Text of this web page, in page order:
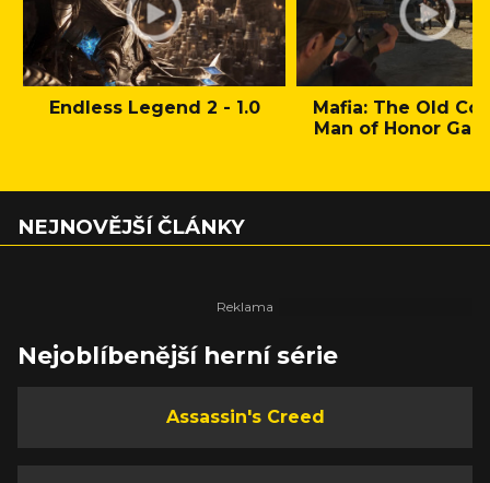
Endless Legend 2 - 1.0
Mafia: The Old
Man of Honor
NEJNOVĚJŠÍ ČLÁNKY
Nejoblíbenější herní série
Assassin's Creed